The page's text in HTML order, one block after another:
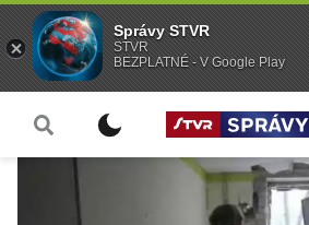
Správy STVR
STVR
BEZPLATNÉ - V Google Play